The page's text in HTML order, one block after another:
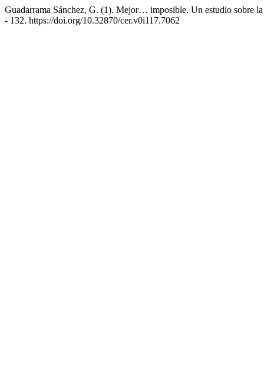
Guadarrama Sánchez, G. (1). Mejor… imposible. Un estudio sobre
- 132. https://doi.org/10.32870/cer.v0i117.7062